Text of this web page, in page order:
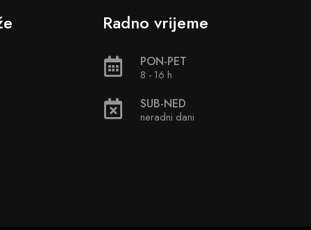
Radno vrijeme
PON-PET
8 - 16 h
SUB-NED
neradni dani